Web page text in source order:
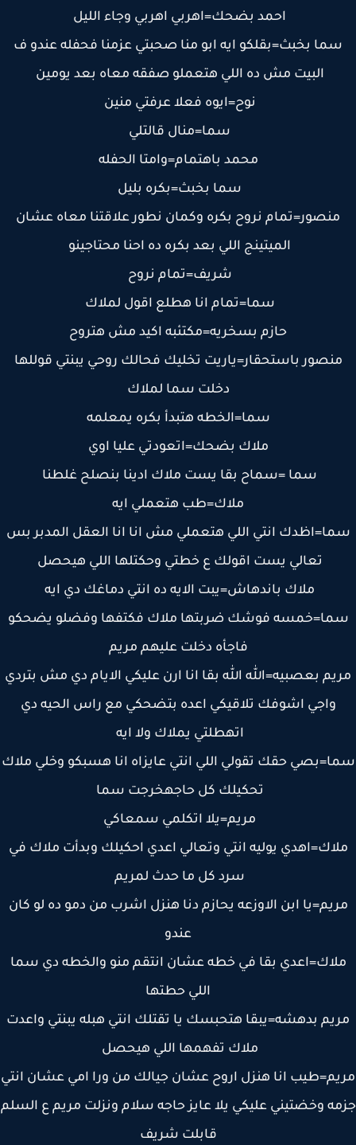
احمد بضحك=اهربي اهربي وجاء الليل
سما بخبث=بقلكو ايه ابو منا صحبتي عزمنا فحفله عندو ف
البيت مش ده اللي هتعملو صفقه معاه بعد يومين
نوح=ايوه فعلا عرفتي منين
سما=منال قالتلي
محمد باهتمام=وامتا الحفله
سما بخبث=بكره بليل
منصور=تمام نروح بكره وكمان نطور علاقتنا معاه عشان
الميتينج اللي بعد بكره ده احنا محتاجينو
شريف=تمام نروح
سما=تمام انا هطلع اقول لملاك
حازم بسخريه=مكتئبه اكيد مش هتروح
منصور باستحقار=ياريت تخليك فحالك روحي يبنتي قوللها
دخلت سما لملاك
سما=الخطه هتبدأ بكره يمعلمه
ملاك بضحك=اتعودتي عليا اوي
سما =سماح بقا يست ملاك ادينا بنصلح غلطنا
ملاك=طب هتعملي ايه
انتي اللي هتعملي مش انا انا العقل المدبر بس
تعالي يست اقولك ع خطتي وحكتلها اللي هيحصل
ملاك باندهاش=يبت الايه ده انتي دماغك دي ايه
فوشك ضربتها ملاك فكتفها وفضلو يضحكو
فاجأه دخلت عليهم مريم
بعصبيه=الله الله بقا انا ارن عليكي الايام دي مش بتردي
واجي اشوفك تلاقيكي اعده بتضحكي مع راس الحيه دي
اتهطلتي يملاك ولا ايه
حقك تقولي اللي انتي عايزاه انا هسبكو وخلي ملاك
تحكيلك كل حاجهخرجت سما
مريم=يلا اتكلمي سمعاكي
يوليه انتي وتعالي اعدي احكيلك وبدأت ملاك في
سرد كل ما حدث لمريم
ابن الاوزعه يحازم دنا هنزل اشرب من دمو ده لو كان
عندو
بقا في خطه عشان انتقم منو والخطه دي سما
اللي حطتها
بدهشه=يبقا هتحبسك يا تقتلك انتي هبله يبنتي واعدت
ملاك تفهمها اللي هيحصل
انا هنزل اروح عشان جيالك من ورا امي عشان انتي
وخضتيني عليكي يلا عايز حاجه سلام ونزلت مريم ع السلم
قابلت شريف